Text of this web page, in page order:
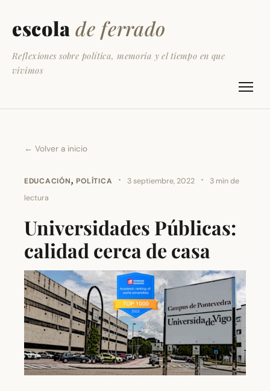
escola de ferrado
Reflexiones sobre política, memoria y el tiempo en que
vivimos
← Volver a inicio
EDUCACIÓN,POLÍTICA · 3 septiembre, 2022 ·
3 min de
lectura
Universidades Públicas:
calidad cerca de casa